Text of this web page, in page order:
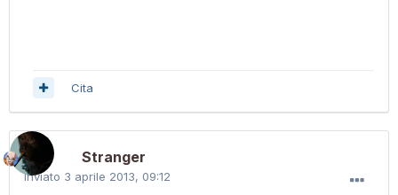
Cita
Stranger
Inviato 3 aprile 2013, 09:12